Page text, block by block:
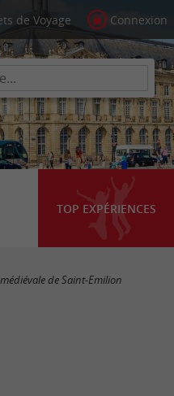
de Voyage Connexion
TOP EXPÉRIENCES
de Saint-Emilion